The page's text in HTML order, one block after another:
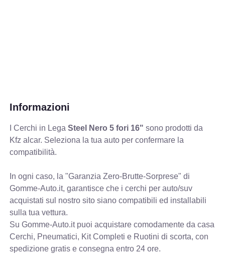
Informazioni
I Cerchi in LegaSteel Nero 5 fori 16" sono prodotti da
Kfz alcar. Seleziona la tua auto per confermare la
compatibilità.
In ogni caso, la "Garanzia Zero-Brutte-Sorprese" di
Gomme-Auto.it, garantisce che i cerchi per auto/suv
acquistati sul nostro sito siano compatibili ed installabili
sulla tua vettura.
Su Gomme-Auto.it puoi acquistare comodamente da casa
Cerchi, Pneumatici, Kit Completi e Ruotini di scorta, con
spedizione gratis e consegna entro 24 ore.